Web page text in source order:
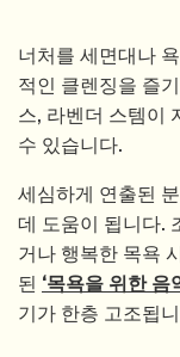
너처를 세면대나
적인 클렌징을 즐
스, 라벤더 스템이
수 있습니다.
세심하게 연출된
데 도움이 됩니다.
거나 행복한 목욕
된 ‘목욕을 위한 음
기가 한층 고조됩